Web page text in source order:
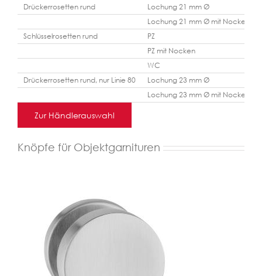
Drückerrosetten rund Lochung 21 mm Ø
Lochung 21 mm Ø mit Nocken
Schlüsselrosetten rund
PZ
PZ mit Nocken
WC
Drückerrosetten rund, nur Linie 80
Lochung 23 mm Ø
Lochung 23 mm Ø mit Nocken
Zur Händlerauswahl
Knöpfe für Objektgarnituren